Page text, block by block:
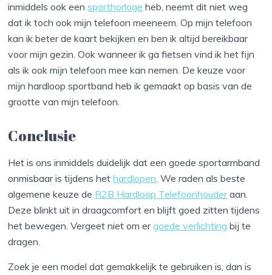
inmiddels ook eensporthorloge heb, neemt dit niet weg
dat ik toch ook mijn telefoon meeneem. Op mijn telefoon
kan ik beter de kaart bekijken en ben ik altijd bereikbaar
voor mijn gezin. Ook wanneer ik ga fietsen vind ik het fijn
als ik ook mijn telefoon mee kan nemen. De keuze voor
mijn hardloop sportband heb ik gemaakt op basis van de
grootte van mijn telefoon.
Conclusie
Het is ons inmiddels duidelijk dat een goede sportarmband
onmisbaar is tijdens hethardlopen . We raden als beste
algemene keuze de R2B Hardloop Telefoonhouderaan.
Deze blinkt uit in draagcomfort en blijft goed zitten tijdens
het bewegen. Vergeet niet om ergoede verlichting bij te
dragen.
Zoek je een model dat gemakkelijk te gebruiken is, dan is